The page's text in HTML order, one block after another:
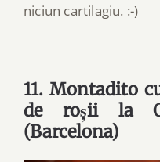
niciun cartilagiu. :-)
11. Montadito
de roșii la
(Barcelona)